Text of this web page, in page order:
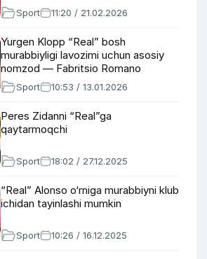
Sport 11:20 / 21.02.2026
Yurgen Klopp “Real” bosh
murabbiyligi lavozimi uchun asosiy
nomzod — Fabritsio Romano
Sport 10:53 / 13.01.2026
Peres Zidanni “Real”ga
qaytarmoqchi
Sport 18:02 / 27.12.2025
“Real” Alonso o‘rniga murabbiyni klub
ichidan tayinlashi mumkin
Sport 10:26 / 16.12.2025